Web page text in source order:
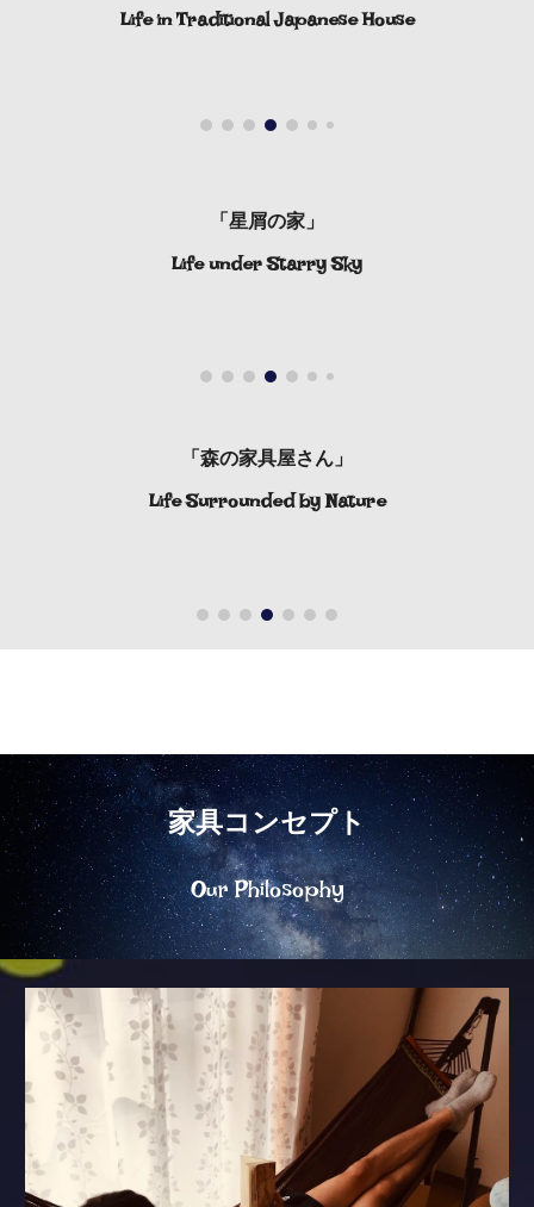
Life in Traditional Japanese House
「星屑の家」
Life under Starry Sky
「森の家具屋さん」
Life Surrounded by Nature
家具コンセプト
Our Philosophy